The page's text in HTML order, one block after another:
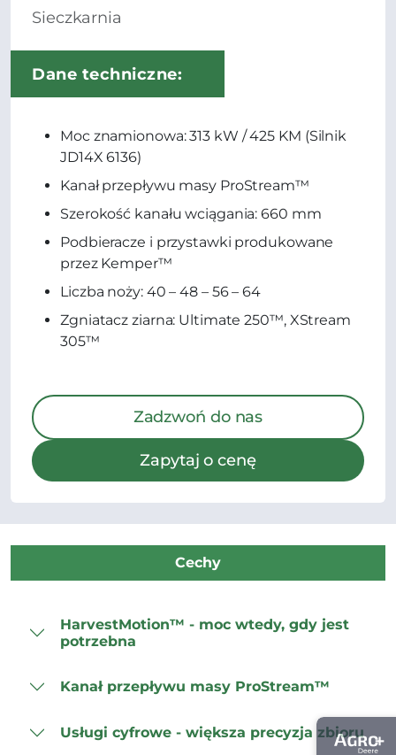
Sieczkarnia
Dane techniczne:
Moc znamionowa: 313 kW / 425 KM (Silnik
JD14X 6136)
Kanał przepływu masy ProStream™
Szerokość kanału wciągania: 660 mm
Podbieracze i przystawki produkowane
przez Kemper™
Liczba noży: 40 – 48 – 56 – 64
Zgniatacz ziarna: Ultimate 250™, XStream
305™
Zadzwoń do nas
Zapytaj o cenę
Cechy
HarvestMotion™ - moc wtedy, gdy jest
potrzebna
Kanał przepływu masy ProStream™
Usługi cyfrowe - większa precyzja zbioru